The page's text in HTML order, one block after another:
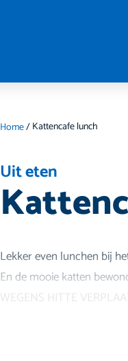
Home/Kattencafe lunch
Uit eten
Lekker even lunchen bij
En de mooie katten
WEGENS HITTE